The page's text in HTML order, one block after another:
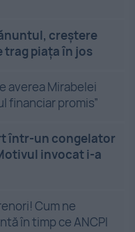
creștere
trag piața în jos
averea Mirabelei
financiar promis”
într-un congelator
invocat i-a
Cum ne
în timp ce ANCPI